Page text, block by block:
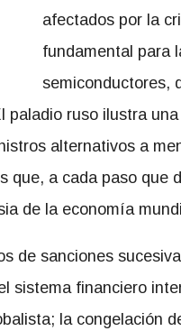
afectados por la
fundamental para
semiconductores,
paladio ruso ilustra
alternativos a
que, a cada paso que
de la economía
de sanciones
sistema financiero
la congelación